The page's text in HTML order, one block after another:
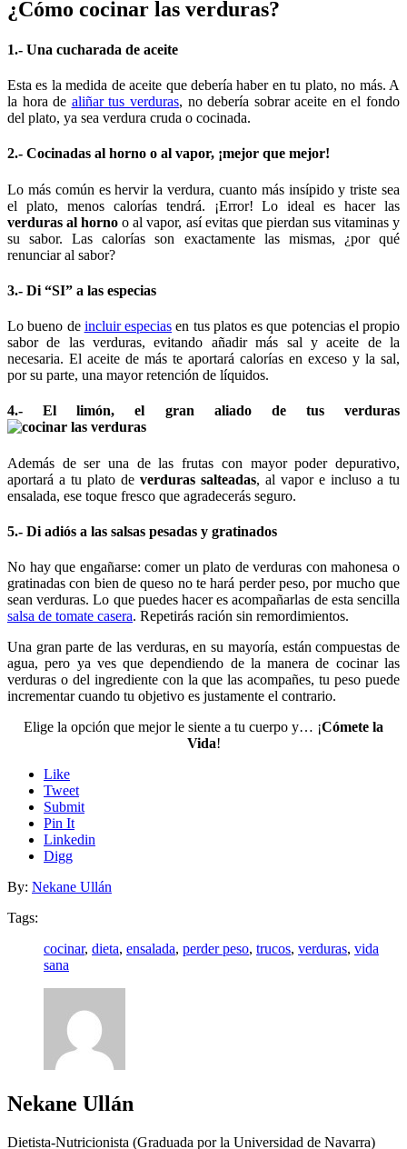
¿Cómo cocinar las verduras?
1.- Una cucharada de aceite
Esta es la medida de aceite que debería haber en tu plato, no más. A
la hora de aliñar tus verduras, no debería sobrar aceite en el fondo
del plato, ya sea verdura cruda o cocinada.
2.- Cocinadas al horno o al vapor, ¡mejor que mejor!
Lo más común es hervir la verdura, cuanto más insípido y triste sea
el plato, menos calorías tendrá. ¡Error! Lo ideal es hacer las
verduras al horno o al vapor, así evitas que pierdan sus vitaminas y
su sabor. Las calorías son exactamente las mismas, ¿por qué
renunciar al sabor?
3.- Di “SI” a las especias
Lo bueno de incluir especias en tus platos es que potencias el propio
sabor de las verduras, evitando añadir más sal y aceite de la
necesaria. El aceite de más te aportará calorías en exceso y la sal,
por su parte, una mayor retención de líquidos.
4.- El limón, el gran aliado de tus verduras
Además de ser una de las frutas con mayor poder depurativo,
aportará a tu plato de verduras salteadas, al vapor e incluso a tu
ensalada, ese toque fresco que agradecerás seguro.
5.- Di adiós a las salsas pesadas y gratinados
No hay que engañarse: comer un plato de verduras con mahonesa o
gratinadas con bien de queso no te hará perder peso, por mucho que
sean verduras. Lo que puedes hacer es acompañarlas de esta sencilla
salsa de tomate casera. Repetirás ración sin remordimientos.
Una gran parte de las verduras, en su mayoría, están compuestas de
agua, pero ya ves que dependiendo de la manera de cocinar las
verduras o del ingrediente con la que las acompañes, tu peso puede
incrementar cuando tu objetivo es justamente el contrario.
Elige la opción que mejor le siente a tu cuerpo y… ¡Cómete la
Vida!
Like
Tweet
Submit
Pin It
Linkedin
Digg
By: Nekane Ullán
Tags:
cocinar, dieta, ensalada, perder peso, trucos, verduras, vida
sana
Nekane Ullán
Dietista-Nutricionista (Graduada por la Universidad de Navarra)